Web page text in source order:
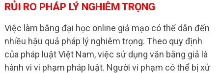
RỦI RO PHÁP LÝ NGHIÊM TRỌNG
Việc làm bằng đại học online giả mạo có thể dẫn đến
nhiều hậu quả pháp lý nghiêm trọng. Theo quy định
của pháp luật Việt Nam, việc sử dụng văn bằng giả là
hành vi vi phạm pháp luật. Người vi phạm có thể bị xử